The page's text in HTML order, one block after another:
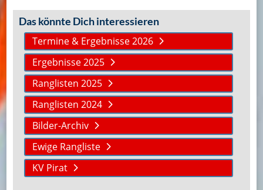
Das könnte Dich interessieren
Termine & Ergebnisse 2026
Ergebnisse 2025
Ranglisten 2025
Ranglisten 2024
Bilder-Archiv
Ewige Rangliste
KV Pirat